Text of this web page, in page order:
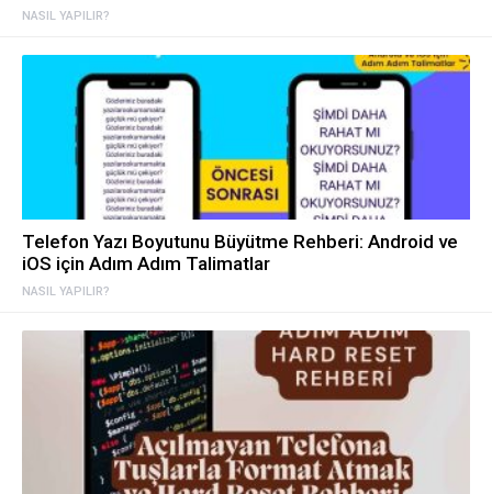
NASIL YAPILIR?
NASIL YAPILIR?
Telefon Yazı Boyutunu Büyütme Rehberi: Android ve
iOS için Adım Adım Talimatlar